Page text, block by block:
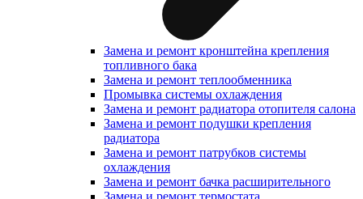
Замена и ремонт кронштейна крепления
топливного бака
Замена и ремонт теплообменника
Промывка системы охлаждения
Замена и ремонт радиатора отопителя салона
Замена и ремонт подушки крепления
радиатора
Замена и ремонт патрубков системы
охлаждения
Замена и ремонт бачка расширительного
Замена и ремонт термостата